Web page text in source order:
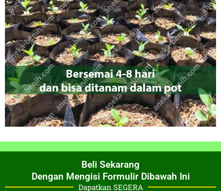
Beli Sekarang
Dengan Mengisi Formulir Dibawah Ini
Dapatkan SEGERA